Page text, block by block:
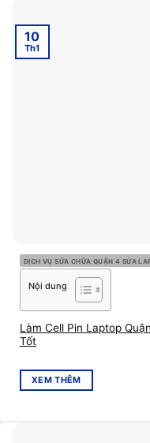
DỊCH VỤ SỬA CHỮA QUẬN 4 SỬA
Nội dung
Làm Cell Pin Laptop
Tốt
XEM THÊM
10
Th1